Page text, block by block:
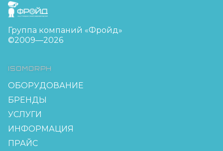
FreudGroup
Группа компаний «Фройд»
©2009—2026
ISOMORPH
ОБОРУДОВАНИЕ
БРЕНДЫ
УСЛУГИ
ИНФОРМАЦИЯ
ПРАЙС